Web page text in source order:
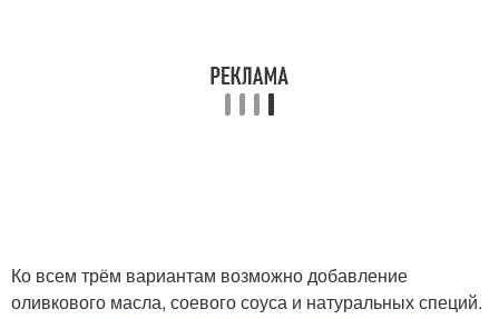
Ко всем трём вариантам возможно добавление
оливкового масла, соевого соуса и натуральных специй.